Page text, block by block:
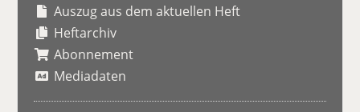
Auszug aus dem aktuellen Heft
Heftarchiv
Abonnement
Mediadaten